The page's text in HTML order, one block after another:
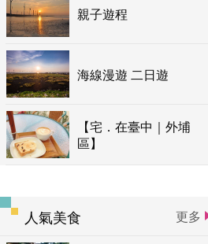
親子遊程
海線漫遊 二日遊
【宅．在臺中｜外埔
區】
人氣美食 更多